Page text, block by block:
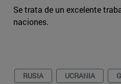
Se trata de un excelente
naciones.
RUSIA UCRANIA